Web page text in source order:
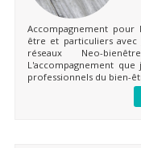
Accompagnement pour
être et particuliers
réseaux Neo-
L'accompagnement
professionnels du bien-